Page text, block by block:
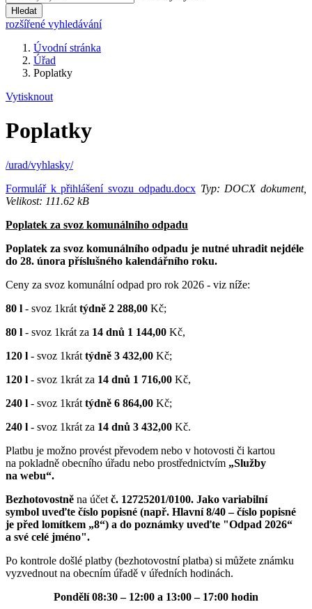
Hledat
rozšířené vyhledávání
Úvodní stránka
Úřad
Poplatky
Vytisknout
Poplatky
/urad/vyhlasky/
Formulář k přihlášení svozu odpadu.docxTyp: DOCX dokument,
Velikost: 111.62 kB
Poplatek za svoz komunálního odpadu
Poplatek za svoz komunálního odpadu je nutné uhradit nejdéle
do 28. února příslušného kalendářního roku.
Ceny za svoz komunální odpad pro rok 2026 - viz níže:
80 l - svoz 1krát týdně 2 288,00 Kč;
80 l - svoz 1krát za 14 dnů 1 144,00 Kč,
120 l - svoz 1krát týdně 3 432,00 Kč;
120 l - svoz 1krát za 14 dnů 1 716,00 Kč,
240 l - svoz 1krát týdně 6 864,00 Kč;
240 l - svoz 1krát za 14 dnů 3 432,00 Kč.
Platbu je možno provést převodem nebo v hotovosti či kartou
na pokladně obecního úřadu nebo prostřednictvím „Služby
na webu“.
Bezhotovostně na účet č. 12725201/0100. Jako variabilní
symbol uveďte číslo popisné (např. Hlavní 8/40 – číslo popisné
je před lomítkem „8“) a do poznámky uveďte "Odpad 2026“
a své celé jméno".
Po kontrole došlé platby (bezhotovostní platba) si můžete známku
vyzvednout na obecním úřadě v úředních hodinách.
Pondělí 08:30 – 12:00 a 13:00 – 17:00 hodin